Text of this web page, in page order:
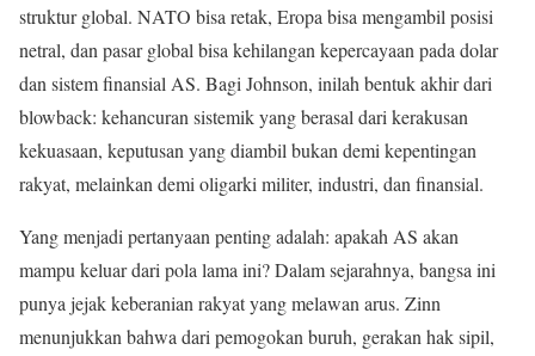
struktur global. NATO bisa retak, Eropa bisa mengambil posisi
netral, dan pasar global bisa kehilangan kepercayaan pada dolar
dan sistem finansial AS. Bagi Johnson, inilah bentuk akhir dari
blowback: kehancuran sistemik yang berasal dari kerakusan
kekuasaan, keputusan yang diambil bukan demi kepentingan
rakyat, melainkan demi oligarki militer, industri, dan finansial.
Yang menjadi pertanyaan penting adalah: apakah AS akan
mampu keluar dari pola lama ini? Dalam sejarahnya, bangsa ini
punya jejak keberanian rakyat yang melawan arus. Zinn
menunjukkan bahwa dari pemogokan buruh, gerakan hak sipil,